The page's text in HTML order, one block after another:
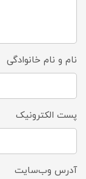
نام و نام خانوادگی
پست الکترونیک
آدرس وب‌سایت